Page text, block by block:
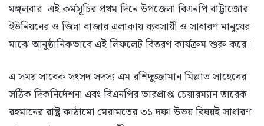
মঙ্গলবার এই কর্মসূচির প্রথম দিনে উপজেলা বিএনপি বাট্টাজোর
ইউনিয়নের ও জিন্না বাজার এলাকায় ব্যবসায়ী ও সাধারণ মানুষের
মাঝে আনুষ্ঠানিকভাবে এই লিফলেট বিতরণ কার্যক্রম শুরু করে।
এ সময় সাবেক সংসদ সদস্য এম রশিদুজ্জামান মিল্লাত সাহেবের
সঠিক দিকনির্দেশনা এবং বিএনপির ভারপ্রাপ্ত চেয়ারম্যান তারেক
রহমানের রাষ্ট্র কাঠামো মেরামতের ৩১ দফা উভয় বিষয়ই সাধারণ